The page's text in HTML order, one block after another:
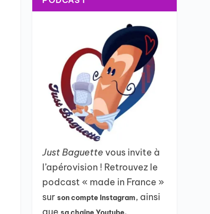
Just Baguettevous invite à
l’apérovision ! Retrouvez le
podcast « made in France »
surson compte Instagram, ainsi